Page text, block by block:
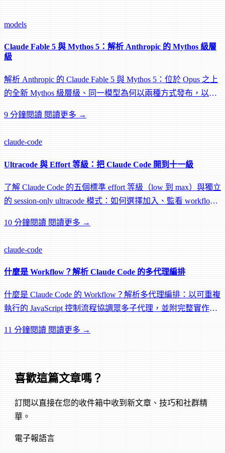
models
Claude Fable 5 與 Mythos 5：解析 Anthropic 的 Mythos 級層
級
解析 Anthropic 的 Claude Fable 5 與 Mythos 5：位於 Opus 之上
的全新 Mythos 級層級、同一模型為何以兩種方式發布，以及
9 分鐘閱讀 閱讀更多 →
claude-code
Ultracode 與 Effort 等級：把 Claude Code 開到十一級
了解 Claude Code 的五個標準 effort 等級（low 到 max）與獨立
的 session-only ultracode 模式：如何選擇加入、監看 workflow
10 分鐘閱讀 閱讀更多 →
claude-code
什麼是 Workflow？解析 Claude Code 的多代理編排
什麼是 Claude Code 的 Workflow？解析多代理編排：以可重複
執行的 JavaScript 控制流程協調眾多子代理，並附完整實作範
11 分鐘閱讀 閱讀更多 →
喜歡這篇文章嗎？
訂閱以直接在您的收件箱中收到新文章、技巧和社群精
華。
電子報語言